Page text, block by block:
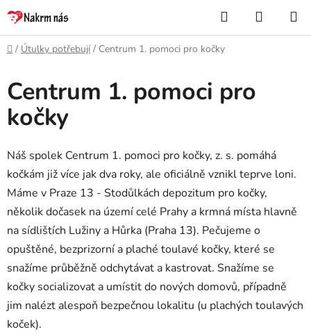
Přejít
na
obsah
Hledat
KOŠÍK
Domů
/ Útulky potřebují / Centrum 1. pomoci pro kočky
P
o
s
r
a
n
n
í
p
a
n
e
l
Centrum 1. pomoci pro
kočky
Náš spolek Centrum 1. pomoci pro kočky, z. s. pomáhá
kočkám již více jak dva roky, ale oficiálně vznikl teprve loni.
Máme v Praze 13 - Stodůlkách depozitum pro kočky,
několik dočasek na území celé Prahy a krmná místa hlavně
na sídlištích Lužiny a Hůrka (Praha 13). Pečujeme o
opuštěné, bezprizorní a plaché toulavé kočky, které se
snažíme průběžně odchytávat a kastrovat. Snažíme se
kočky socializovat a umístit do nových domovů, případně
jim nalézt alespoň bezpečnou lokalitu (u plachých toulavých
koček).